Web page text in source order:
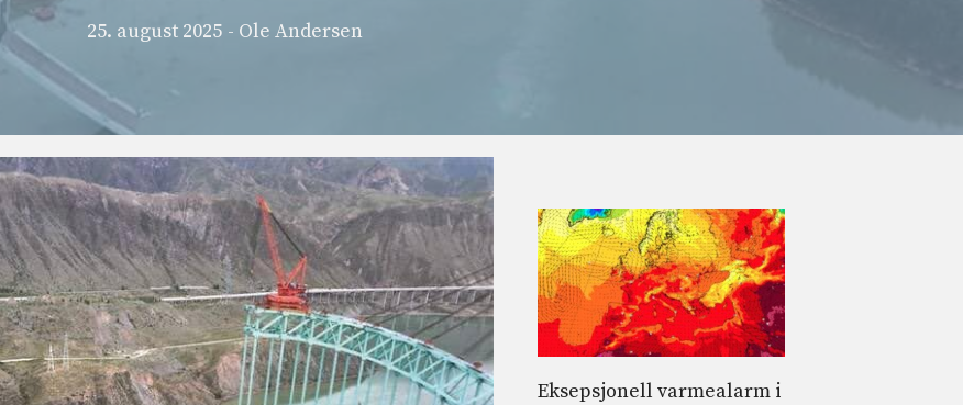
25. august 2025 - Ole Andersen
Eksepsjonell varmealarm i